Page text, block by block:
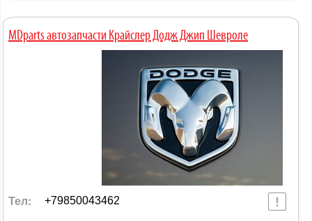
MDparts автозапчасти Крайслер Додж Джип Шевроле
Тел: +79850043462